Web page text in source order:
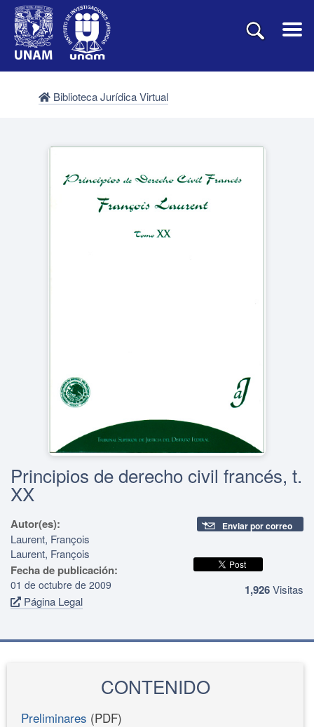
Biblioteca Jurídica Virtual
Principios de derecho civil francés, t.
XX
Autor(es):
Laurent, François
Laurent, François
Fecha de publicación:
01 de octubre de 2009
Página Legal
Enviar por correo
1,926Visitas
CONTENIDO
Preliminares (PDF)